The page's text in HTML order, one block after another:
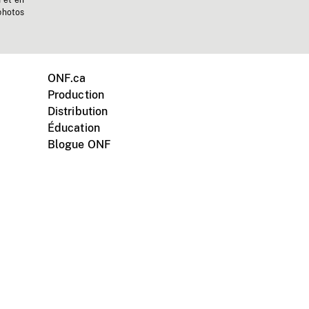
ONF.ca
Production
Distribution
Éducation
Blogue ONF